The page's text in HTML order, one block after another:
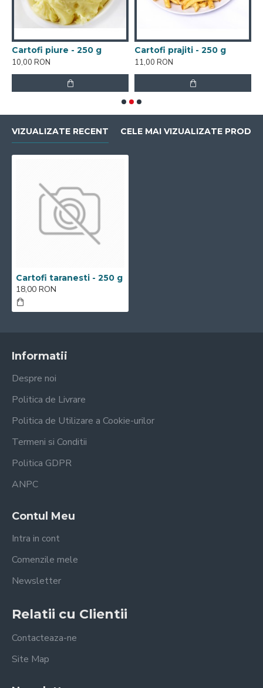
Cartofi piure - 250 g
10,00 RON
Cartofi prajiti - 250 g
11,00 RON
VIZUALIZATE RECENT CELE MAI VIZUALIZATE
Cartofi taranesti - 250 g
18,00 RON
Informatii
Despre noi
Politica de Livrare
Politica de Utilizare a Cookie-urilor
Termeni si Conditii
Politica GDPR
ANPC
Contul Meu
Intra in cont
Comenzile mele
Newsletter
Relatii cu Clientii
Contacteaza-ne
Site Map